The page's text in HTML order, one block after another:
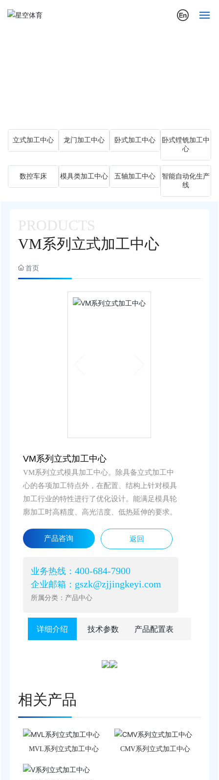
产品展示
营销与服务
联系我们
立式加工中心 龙门加工中心 卧式加工中心
卧式镗铣加工中
心
数控车床 模具类加工中心 五轴加工中心
智能自动化生产
线
PRODUCTS
VM系列立式加工中心
首页
VM系列立式加工中心
VM系列立式模具加工中心。除具备立式加工中
心的各项加工特点外，在配置、结构上针对模具
加工行业的特性进行了优化设计。能满足模具轮
廓加工时高精度、高光洁度、低热延伸的要求。
产品咨询 返回
业务热线： 400-684-7900
企业邮箱： gszk@zjjingkeyi.com
所属分类：产品中心
详细介绍 技术参数 产品配置表
相关产品
MVL系列立式加工中心 CMV系列立式加工中心